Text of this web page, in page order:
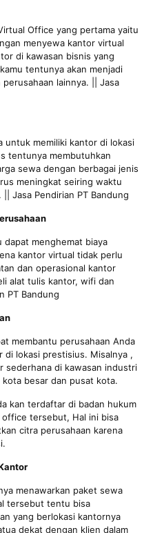
Office yang pertama yaitu
menyewa kantor virtual
di kawasan bisnis yang
tentunya akan menjadi
lainnya. || Jasa
untuk memiliki kantor di lokasi
tentunya membutuhkan
sewa dengan berbagai jenis
meningkat seiring waktu
Jasa Pendirian PT Bandung
menghemat biaya
kantor virtual tidak perlu
dan operasional kantor
alat tulis kantor, wifi dan
PT Bandung
membantu perusahaan Anda
di lokasi prestisius. Misalnya ,
sederhana di kawasan industri
besar dan pusat kota.
kan terdaftar di badan hukum
tersebut, Hal ini bisa
citra perusahaan karena
menawarkan paket sewa
tersebut tentu bisa
yang berlokasi kantornya
dekat dengan klien dalam